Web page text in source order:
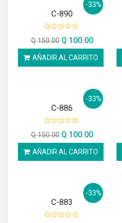
-33%
C-890
Q150.00 Q 100.00
AÑADIR AL CARRITO
-33%
C-886
Q150.00 Q 100.00
AÑADIR AL CARRITO
-33%
C-883